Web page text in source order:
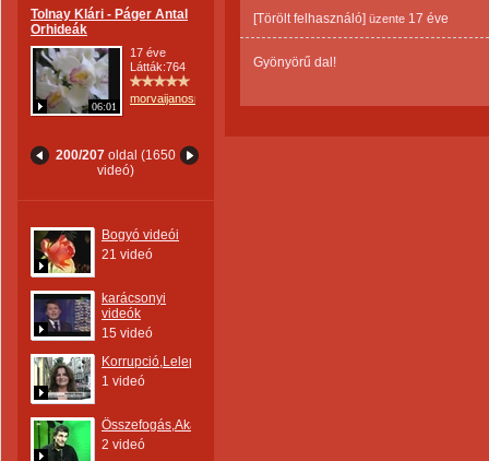
Tolnay Klári - Páger Antal
Orhideák
06:01
17 éve
Látták:764
morvaijanosne
200/207 oldal (1650
videó)
Bogyó videói
21 videó
karácsonyi
videók
15 videó
Korrupció,Leleplezés
1 videó
Összefogás,Akarat
2 videó
[Törölt felhasználó] üzente 17 éve
Gyönyörű dal!